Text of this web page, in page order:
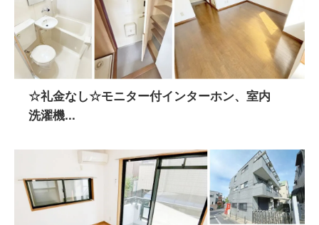
☆礼金なし☆モニター付インターホン、室内
洗濯機...